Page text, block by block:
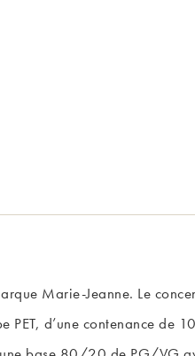
Marie-Jeanne. Le
PET, d’une contenance